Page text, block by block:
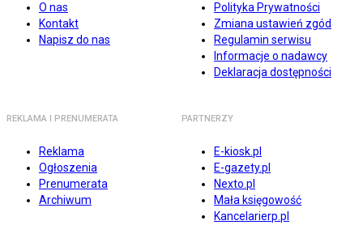
O nas
Kontakt
Napisz do nas
Polityka Prywatności
Zmiana ustawień zgód
Regulamin serwisu
Informacje o nadawcy
Deklaracja dostępności
REKLAMA I PRENUMERATA
Reklama
Ogłoszenia
Prenumerata
Archiwum
PARTNERZY
E-kiosk.pl
E-gazety.pl
Nexto.pl
Mała księgowość
Kancelarierp.pl